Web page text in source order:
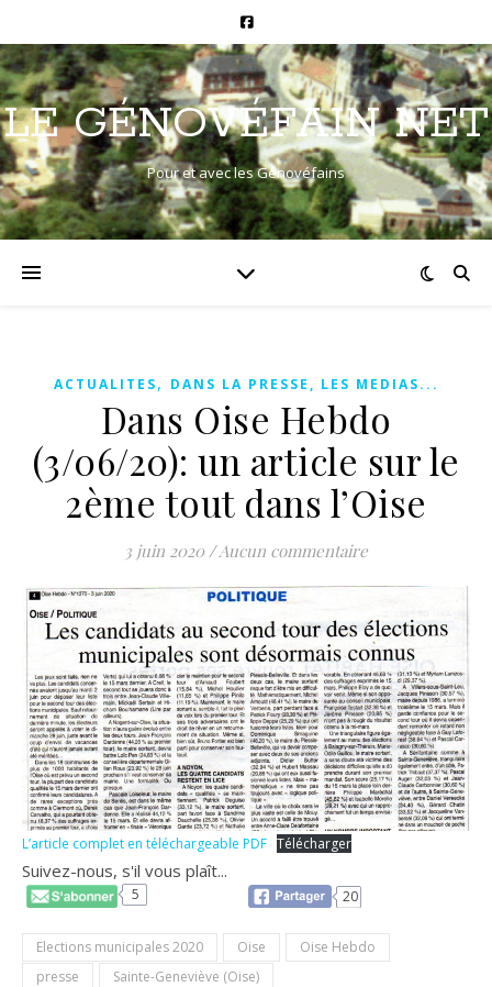
LE GÉNOVÉFAIN NET
Pour et avec les Génovéfains
ACTUALITES, DANS LA PRESSE, LES MEDIAS...
Dans Oise Hebdo
(3/06/20): un article sur le
2ème tout dans l’Oise
3 juin 2020 /Aucun commentaire
L’article complet en téléchargeable PDF Télécharger
Suivez-nous, s'il vous plaît...
5 20
Elections municipales 2020 Oise
Oise Hebdo
presse
Sainte-Geneviève (Oise)